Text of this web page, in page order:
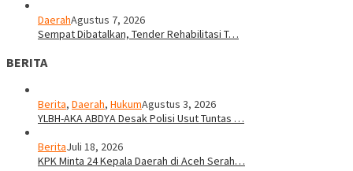
DaerahAgustus 7, 2026
Sempat Dibatalkan, Tender Rehabilitasi T…
BERITA
Berita, Daerah, HukumAgustus 3, 2026
YLBH-AKA ABDYA Desak Polisi Usut Tuntas …
BeritaJuli 18, 2026
KPK Minta 24 Kepala Daerah di Aceh Serah…